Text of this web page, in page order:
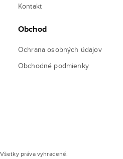
Kontakt
Obchod
Ochrana osobných údajov
Obchodné podmienky
práva vyhradené.